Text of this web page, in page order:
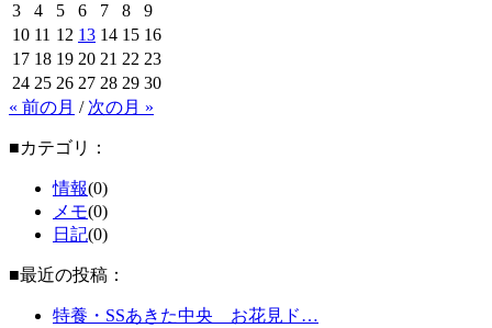
3
4 5 6 7 8
9
10 11 12 13 14 15 16
17 18 19 20 21 22 23
24 25 26 27 28 29 30
« 前の月 / 次の月 »
■カテゴリ：
情報(0)
メモ(0)
日記(0)
■最近の投稿：
特養・SSあきた中央 お花見ド…